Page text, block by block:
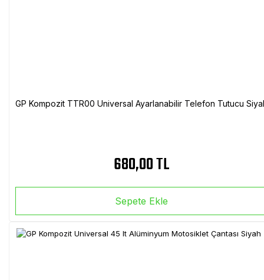
GP Kompozit TTR00 Universal Ayarlanabilir Telefon Tutucu
680,00 TL
Sepete Ekle